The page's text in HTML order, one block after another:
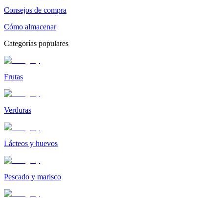
Consejos de compra
Cómo almacenar
Categorías populares
Frutas
Verduras
Lácteos y huevos
Pescado y marisco